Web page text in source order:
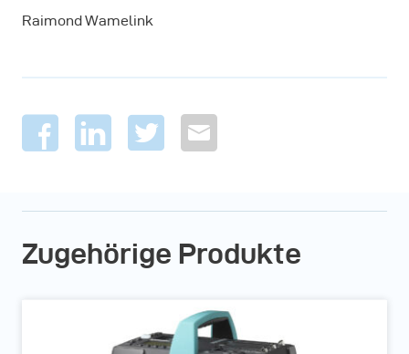
Raimond Wamelink
Zugehörige Produkte